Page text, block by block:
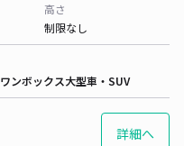
高さ
制限なし
ワンボックス大型車・SUV
詳細へ